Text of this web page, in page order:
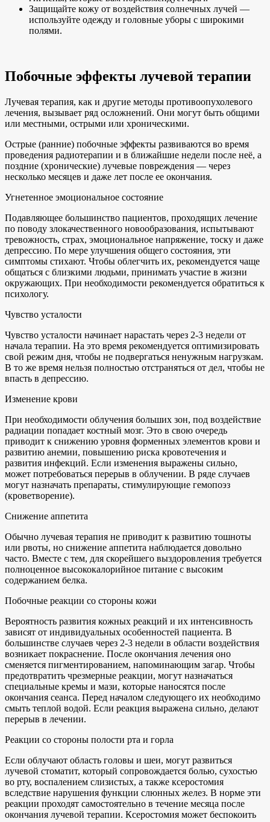
Защищайте кожу от воздействия солнечных лучей —
используйте одежду и головные уборы с широкими
полями.
Побочные эффекты лучевой терапии
Лучевая терапия, как и другие методы противоопухолевого
лечения, вызывает ряд осложнений. Они могут быть общими
или местными, острыми или хроническими.
Острые (ранние) побочные эффекты развиваются во время
проведения радиотерапии и в ближайшие недели после неё, а
поздние (хронические) лучевые повреждения — через
несколько месяцев и даже лет после ее окончания.
Угнетенное эмоциональное состояние
Подавляющее большинство пациентов, проходящих лечение
по поводу злокачественного новообразования, испытывают
тревожность, страх, эмоциональное напряжение, тоску и даже
депрессию. По мере улучшения общего состояния, эти
симптомы стихают. Чтобы облегчить их, рекомендуется чаще
общаться с близкими людьми, принимать участие в жизни
окружающих. При необходимости рекомендуется обратиться к
психологу.
Чувство усталости
Чувство усталости начинает нарастать через 2-3 недели от
начала терапии. На это время рекомендуется оптимизировать
свой режим дня, чтобы не подвергаться ненужным нагрузкам.
В то же время нельзя полностью отстраняться от дел, чтобы не
впасть в депрессию.
Изменение крови
При необходимости облучения больших зон, под воздействие
радиации попадает костный мозг. Это в свою очередь
приводит к снижению уровня форменных элементов крови и
развитию анемии, повышению риска кровотечения и
развития инфекций. Если изменения выражены сильно,
может потребоваться перерыв в облучении. В ряде случаев
могут назначать препараты, стимулирующие гемопоэз
(кроветворение).
Снижение аппетита
Обычно лучевая терапия не приводит к развитию тошноты
или рвоты, но снижение аппетита наблюдается довольно
часто. Вместе с тем, для скорейшего выздоровления требуется
полноценное высококалорийное питание с высоким
содержанием белка.
Побочные реакции со стороны кожи
Вероятность развития кожных реакций и их интенсивность
зависят от индивидуальных особенностей пациента. В
большинстве случаев через 2-3 недели в области воздействия
возникает покраснение. После окончания лечения оно
сменяется пигментированием, напоминающим загар. Чтобы
предотвратить чрезмерные реакции, могут назначаться
специальные кремы и мази, которые наносятся после
окончания сеанса. Перед началом следующего их необходимо
смыть теплой водой. Если реакция выражена сильно, делают
перерыв в лечении.
Реакции со стороны полости рта и горла
Если облучают область головы и шеи, могут развиться
лучевой стоматит, который сопровождается болью, сухостью
во рту, воспалением слизистых, а также ксеростомия
вследствие нарушения функции слюнных желез. В норме эти
реакции проходят самостоятельно в течение месяца после
окончания лучевой терапии. Ксеростомия может беспокоить